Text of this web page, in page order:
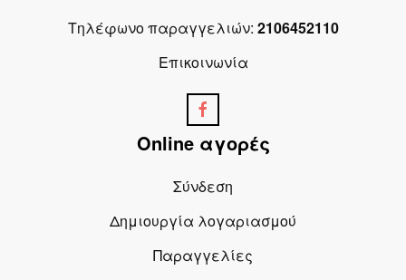
Τηλέφωνο παραγγελιών: 2106452110
Επικοινωνία
Online αγορές
Σύνδεση
Δημιουργία λογαριασμού
Παραγγελίες